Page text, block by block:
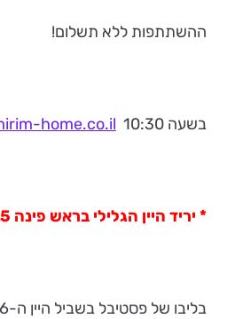
ההשתתפות ללא תשלום!
בשעה 10:30 home.co.il
* יריד היין הגלילי בראש פינה 28-29.5: